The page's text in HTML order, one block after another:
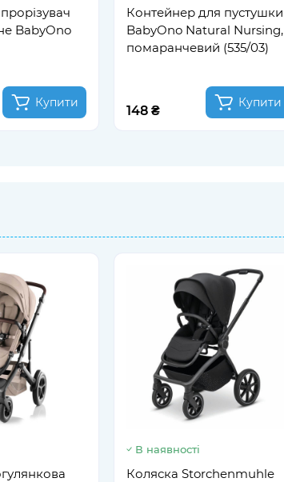
BabyOno
Купити
Контейнер для пустушки
BabyOno Natural Nursing,
помаранчевий (535/03)
148 ₴
Купити
В наявності
Коляска Storchenmuhle